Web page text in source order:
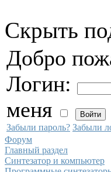
Скрыть
Добро
Логин:
меня
Забыли пароль? Забыли
Форум
Главный раздел
Синтезатор и компьютер